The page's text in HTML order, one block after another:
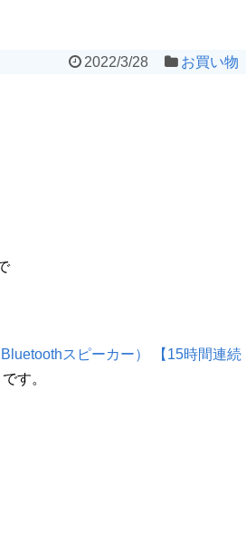
2022/3/28 お買い物
スピーカー） 【15時間連続
です。